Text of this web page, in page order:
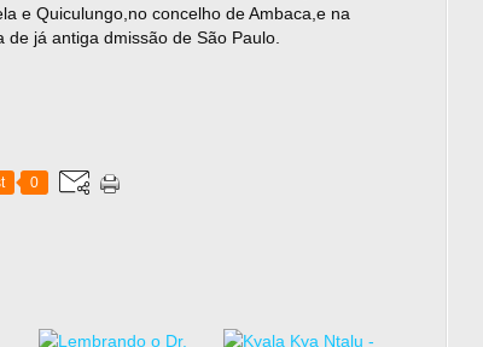
e Quiculungo,no concelho de Ambaca,e na
já antiga dmissão de São Paulo.
0